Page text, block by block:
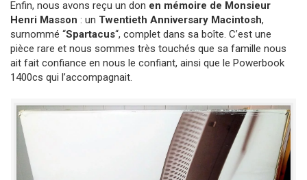
Enfin, nous avons reçu un don en mémoire de Monsieur
Henri Masson : un Twentieth Anniversary Macintosh,
surnommé “Spartacus“, complet dans sa boîte. C’est une
pièce rare et nous sommes très touchés que sa famille nous
ait fait confiance en nous le confiant, ainsi que le Powerbook
1400cs qui l’accompagnait.